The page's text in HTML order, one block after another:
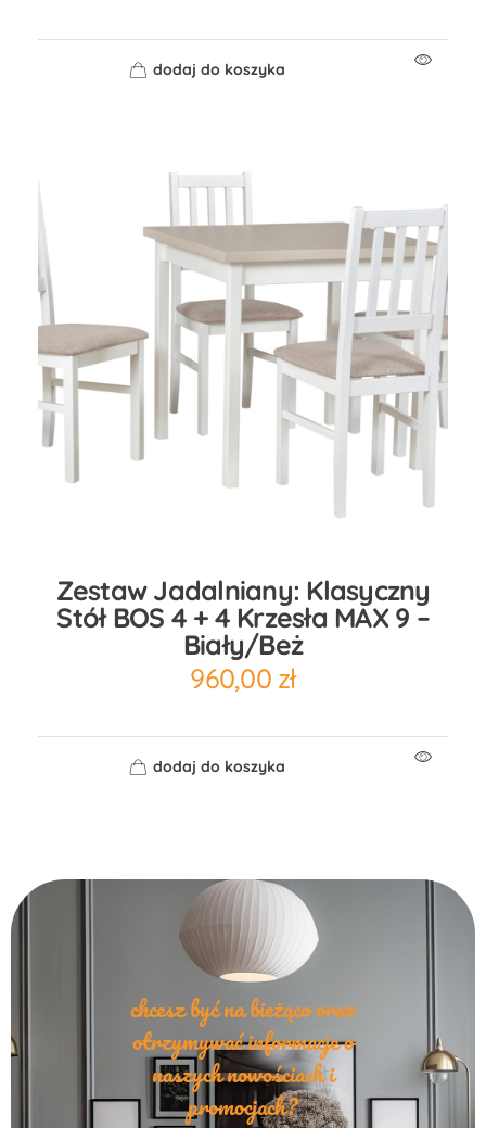
dodaj do koszyka
Zestaw Jadalniany: Klasyczny
Stół BOS 4 + 4 Krzesła MAX 9 –
Biały/Beż
960,00 zł
dodaj do koszyka
chcesz być na bieżąco oraz
otrzymywać informacje o
naszych nowościach i
promocjach?